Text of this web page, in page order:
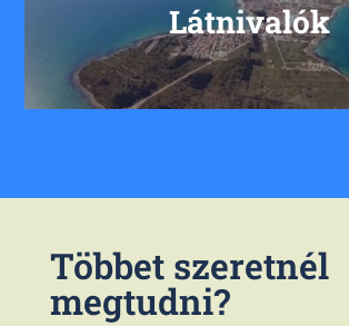
Látnivalók
Többet szeretnél
megtudni?